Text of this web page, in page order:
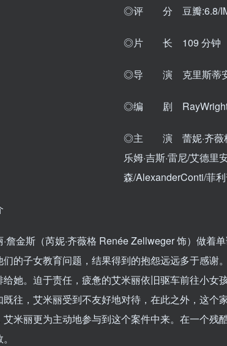
◎评 分 豆瓣:6.8/
◎片 长 109 分钟
◎导 演 克里斯蒂安
◎编 剧
◎主 演 蕾妮·齐薇格/
乐姆·吉斯·雷尼/艾德里
森/AlexanderConti/菲利
詹金斯（芮妮·齐薇格 Renée Zellweger 饰）做着
们的子女教育问题，结果得到的抱怨远远多于感谢
她。迫于责任，疲惫的艾米丽依旧驱车前往小女
既往，艾米丽受到不友好地对待，在此之外，这个
艾米丽更为主动地参与到这个案件中来。在一个残